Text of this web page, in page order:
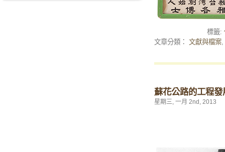
標籤:
文章分類：文獻與檔案
蘇花公路的工程
星期三, 一月 2nd, 2013